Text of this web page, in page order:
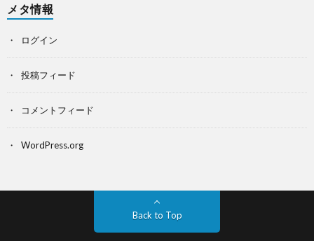
メタ情報
ログイン
投稿フィード
コメントフィード
WordPress.org
Back to Top